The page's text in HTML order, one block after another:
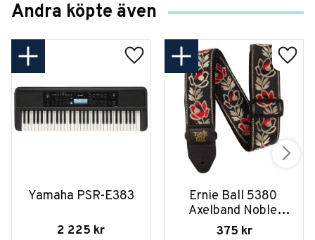
Andra köpte även
Yamaha PSR-E383
2 225 kr
Ernie Ball 5380
Axelband Noble
Rose
375 kr